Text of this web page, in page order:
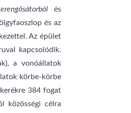
és
és az
Az épület
kapcsolódik.
a vonóállatok
körbe-körbe
384 fogat
közösségi célra